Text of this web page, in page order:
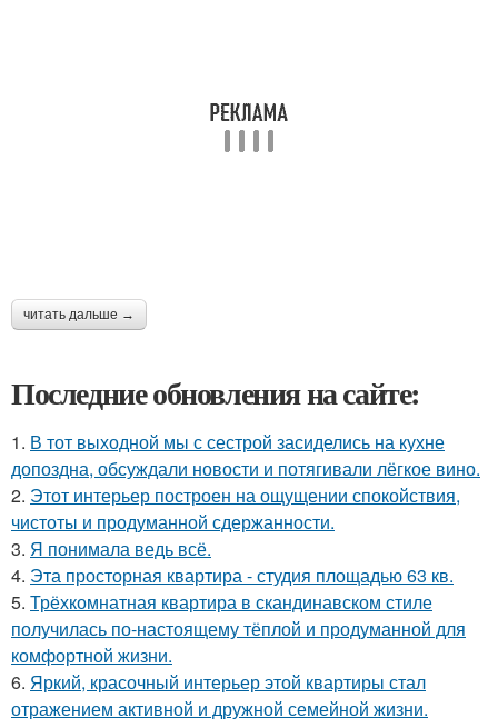
читать дальше →
Последние обновления на сайте:
1. В тот выходной мы с сестрой засиделись на кухне
допоздна, обсуждали новости и потягивали лёгкое вино.
2. Этот интерьер построен на ощущении спокойствия,
чистоты и продуманной сдержанности.
3. Я понимала ведь всё.
4. Эта просторная квартира - студия площадью 63 кв.
5. Трёхкомнатная квартира в скандинавском стиле
получилась по-настоящему тёплой и продуманной для
комфортной жизни.
6. Яркий, красочный интерьер этой квартиры стал
отражением активной и дружной семейной жизни.